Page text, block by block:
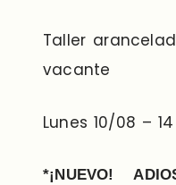
Taller
vacante
Lunes 10/08 –
*¡NUEVO!